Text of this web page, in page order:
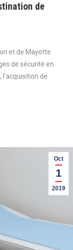
de
et de Mayotte
de sécurité en
de
Oct
1
2019